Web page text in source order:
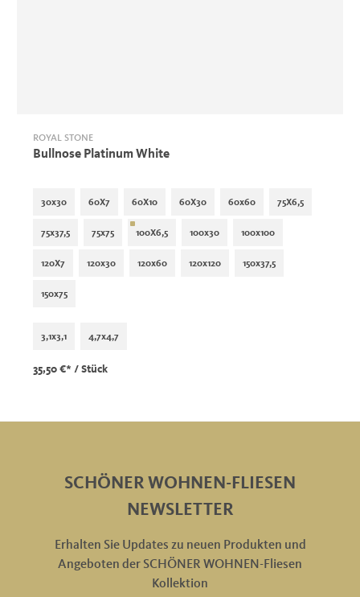
ROYAL STONE
Bullnose Platinum White
30x30 60X7 60X10 60X30 60x60 75X6,5
75x37,5 75x75 100X6,5 100x30 100x100
120X7 120x30 120x60 120x120 150x37,5
150x75
3,1x3,1 4,7x4,7
35,50 €* / Stück
SCHÖNER WOHNEN-FLIESEN
NEWSLETTER
Erhalten Sie Updates zu neuen Produkten und
Angeboten der SCHÖNER WOHNEN-Fliesen
Kollektion